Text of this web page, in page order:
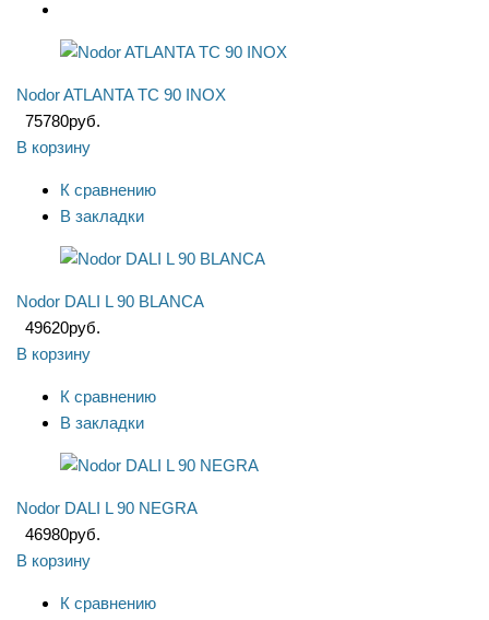
Nodor ATLANTA TC 90 INOX
75780руб.
В корзину
К сравнению
В закладки
Nodor DALI L 90 BLANCA
49620руб.
В корзину
К сравнению
В закладки
Nodor DALI L 90 NEGRA
46980руб.
В корзину
К сравнению